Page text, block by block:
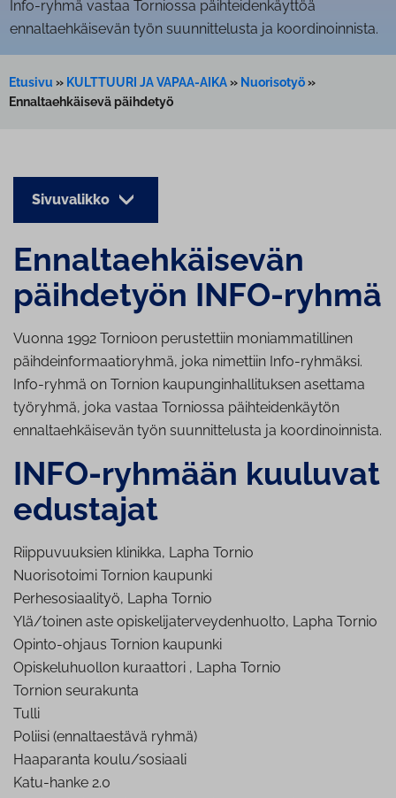
Info-ryhmä vastaa Torniossa päihteidenkäyttöä
ennaltaehkäisevän työn suunnittelusta ja koordinoinnista.
Etusivu » KULTTUURI JA VAPAA-AIKA» Nuorisotyö»
Ennaltaehkäisevä päihdetyö
Sivuvalikko
En­nal­taeh­käi­se­vän
päihdetyön INFO-ryhmä
Vuonna 1992 Tornioon perustettiin moniammatillinen
päihdeinformaatioryhmä, joka nimettiin Info-ryhmäksi.
Info-ryhmä on Tornion kaupunginhallituksen asettama
työryhmä, joka vastaa Torniossa päihteidenkäytön
ennaltaehkäisevän työn suunnittelusta ja koordinoinnista.
INFO-ryhmään kuuluvat
edustajat
Riippuvuuksien klinikka, Lapha Tornio
Nuorisotoimi Tornion kaupunki
Perhesosiaalityö, Lapha Tornio
Ylä/toinen aste opiskelijaterveydenhuolto, Lapha Tornio
Opinto-ohjaus Tornion kaupunki
Opiskeluhuollon kuraattori , Lapha Tornio
Tornion seurakunta
Tulli
Poliisi (ennaltaestävä ryhmä)
Haaparanta koulu/sosiaali
Katu-hanke 2.0